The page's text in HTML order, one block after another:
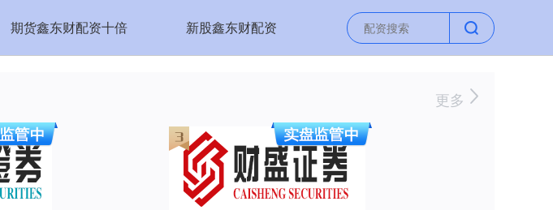
期货鑫东财配资十倍 新股鑫东财配资
更多